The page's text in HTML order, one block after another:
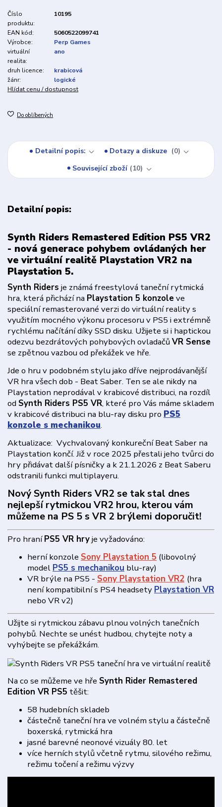
Číslo
produktu:
10195
EAN kód:
5060522099741
Výrobce:
Perp Games
virtuální
realita:
ano
druh licence:
krabicová
žánr:
logické
Hlídat cenu / dostupnost
Do oblíbených
Detailní popis: Dotazy a diskuze
0
Související zboží
10
Detailní popis:
Synth Riders Remastered Edition PS5 VR2
- nová generace pohybem ovládaných her
ve virtuální realitě Playstation VR2 na
Playstation 5.
Synth Riders je známá freestylová taneční rytmická
hra, která přichází na Playstation 5 konzoleve
speciální remasterované verzi do virtuální reality s
využitím mocného výkonu procesoru v PS5 i extrémně
rychlému načítání díky SSD disku. Užijete si i haptickou
odezvu bezdrátových pohybových ovladačůVR Sense
se zpětnou vazbou od překážek ve hře.
Jde o hru v podobném stylu jako dříve nejprodávanější
VR hra všech dob - Beat Saber. Ten se ale nikdy na
Playstation neprodával v krabicové distribuci, na rozdíl
od Synth Riders PS5 VR, které pro Vás máme skladem
v krabicové distribuci na blu-ray disku pro PS5
konzole s mechanikou.
Aktualizace: Vychvalovaný konkureční Beat Saber na
Playstation končí. Již v roce 2025 přestali jeho tvůrci do
hry přidávat další písničky a k 21.1.2026 z Beat Saberu
odstranili funkci multiplayeru.
Nový Synth Riders VR2 se tak stal dnes
nejlepší rytmickou VR2 hrou, kterou vám
můžeme na PS 5 s VR 2 brýlemi doporučit!
Pro hraníPS5 VR hryje vyžadováno:
herní konzole Sony Playstation 5 (libovolný
model PS5 s mechanikou blu-ray)
VR brýle na PS5 - Sony Playstation VR2 (hra
není kompatibilní s PS4 headsety Playstation VR
nebo VR v2)
Užijte si rytmickou zábavu plnou volných tanečních
pohybů. Nechte se unést hudbou, chytejte noty a
vyhýbejte se překážkám.
Na co se můžeme ve hře Synth Rider Remastered
Edition VR PS5 těšit:
58 hudebních skladeb
částečně taneční hra ve volném stylu a částečně
boxerská, rytmická hra
jasné barevné neonové vizuály 80. let
více herních stylů včetně rytmu, silového režimu,
režimu točení a režimu výzvy